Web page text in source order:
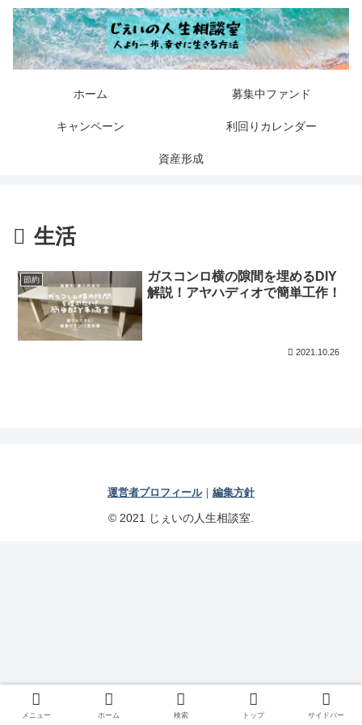
ホーム 募集中ファンド
キャンペーン 利回りカレンダー
資産形成
生活
節約
ガスコンロ横の隙間を埋めるDIY
解説！アヤハディオで簡単工作！
2021.10.26
運営者プロフィール｜ 編集方針
© 2021 じぇいの人生相談室.
メニュー ホーム 検索 トップ サイドバー